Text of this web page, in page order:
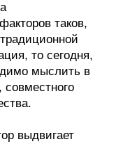
таков,
то сегодня,
мыслить в
совместного
выдвигает